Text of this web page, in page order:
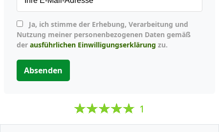
Nutzung meiner personenbezogenen Daten gemäß
der ausführlichen Einwilligungserklärung zu.
Absenden
1